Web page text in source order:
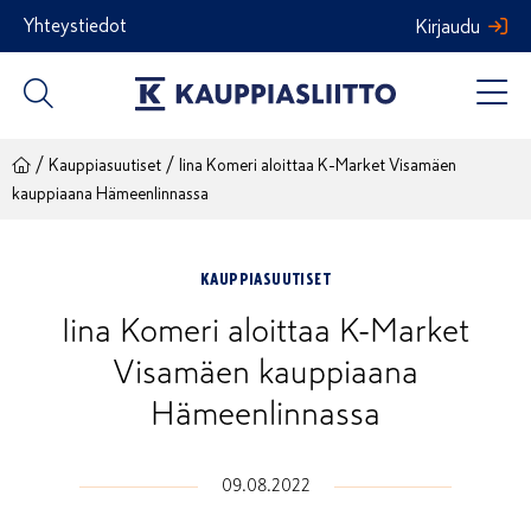
Siirry
sisältöön
Yhteystiedot Kirjaudu
/ Kauppiasuutiset / Iina Komeri aloittaa K-Market Visamäen
kauppiaana Hämeenlinnassa
KAUPPIASUUTISET
Iina Komeri aloittaa K-Market
Visamäen kauppiaana
Hämeenlinnassa
09.08.2022